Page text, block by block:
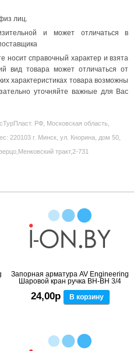
лиц.
и может отличаться в
носит справочный характер и взята
вид товара может отличаться от
характеристиках товара возможны
уточняйте важные для Вас
РФ, Московская область,
220103 г. Минск, ул. Кнорина, дом 50,
тракт,2-731
Запорная арматура AV Engineering
Шаровой кран ручка ВН-ВН 3/4
24,00р В корзину